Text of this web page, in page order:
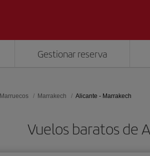
Gestionar reserva
Marruecos Marrakech Alicante - Marrakech
Vuelos baratos de